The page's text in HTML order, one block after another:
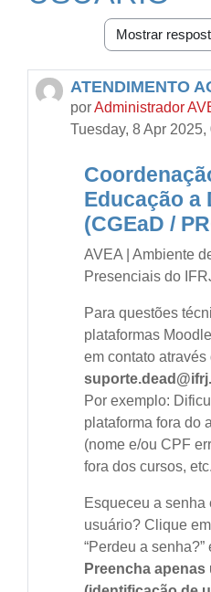
Modo de
ATENDIMENTO
porAdministrador
Tuesday, 8 Apr 2025,
Número de respostas:
Educação a
(CGEaD /
AVEA | Ambiente
Presenciais do
Para questões
plataformas
em contato através
Por exemplo:
plataforma fora do
(nome e/ou CPF
fora dos cursos,
Esqueceu a
usuário? Clique em
“Perdeu a
Preencha